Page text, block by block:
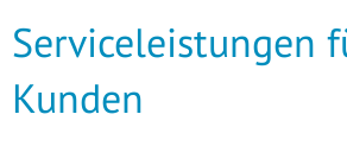
Serviceleistungen
Kunden